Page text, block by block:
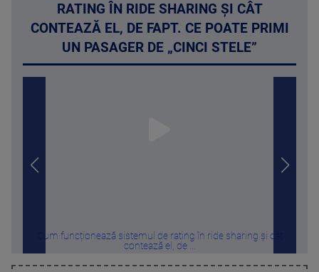
RATING ÎN RIDE SHARING ȘI CÂT
CONTEAZĂ EL, DE FAPT. CE POATE PRIMI
UN PASAGER DE „CINCI STELE”
Cum funcționează sistemul de rating în ride sharing și cât
contează el, de ...